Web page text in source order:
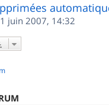
juin 2007, 14:32